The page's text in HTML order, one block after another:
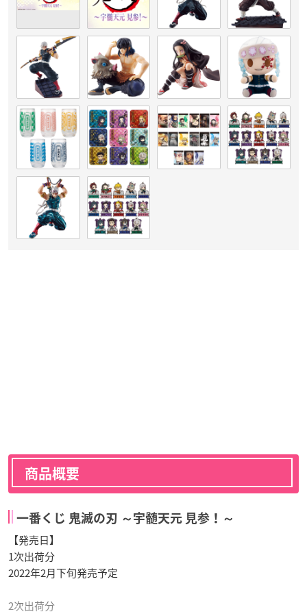
商品概要
一番くじ 鬼滅の刃 ～宇髄天元 見参！～
【発売日】
1次出荷分
2022年2月下旬発売予定
2次出荷分